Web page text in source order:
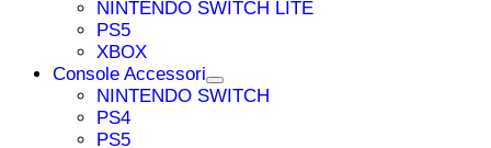
NINTENDO SWITCH LITE
PS5
XBOX
Console Accessori
NINTENDO SWITCH
PS4
PS5